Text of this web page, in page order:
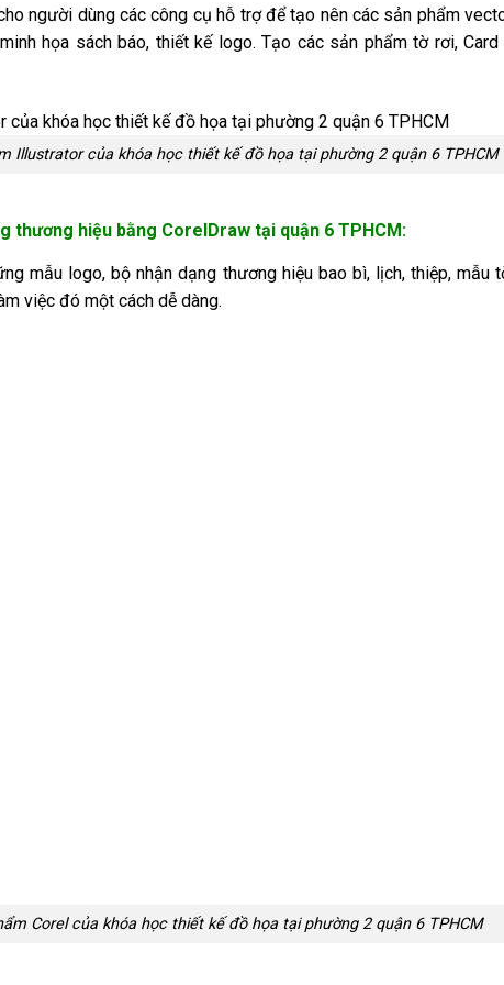
người dùng các công cụ hỗ trợ để tạo nên các sản phẩm
họa sách báo, thiết kế logo. Tạo các sản phẩm tờ rơi,
Illustrator của khóa học thiết kế đồ họa tại phường 2 quận 6 TPHCM
thương hiệu bằng CorelDraw tại quận 6 TPHCM:
mẫu logo, bộ nhận dạng thương hiệu bao bì, lịch, thiệp, mẫu
việc đó một cách dễ dàng.
Corel của khóa học thiết kế đồ họa tại phường 2 quận 6 TPHCM